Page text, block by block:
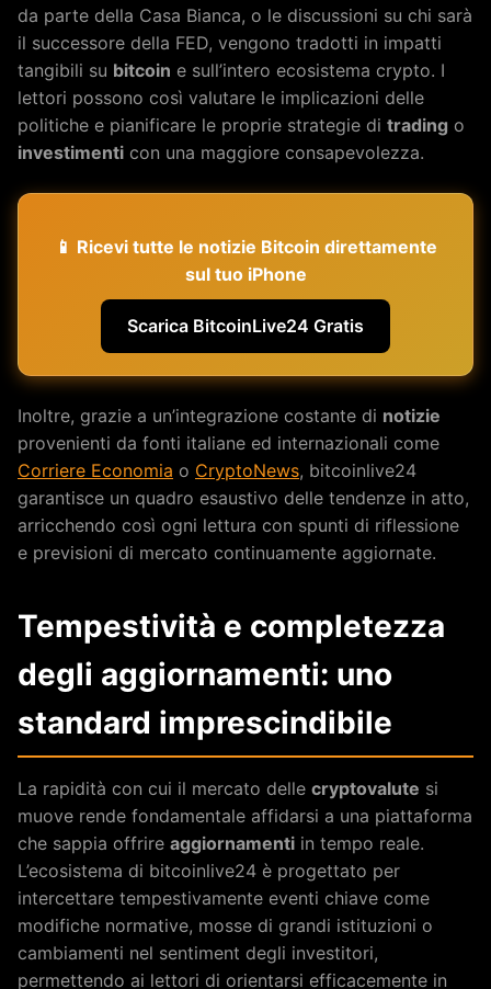
da parte della Casa Bianca, o le discussioni su chi sarà
il successore della FED, vengono tradotti in impatti
tangibili su bitcoin e sull’intero ecosistema crypto. I
lettori possono così valutare le implicazioni delle
politiche e pianificare le proprie strategie di trading o
investimenti con una maggiore consapevolezza.
📱 Ricevi tutte le notizie Bitcoin direttamente
sul tuo iPhone
Scarica BitcoinLive24 Gratis
Inoltre, grazie a un’integrazione costante di notizie
provenienti da fonti italiane ed internazionali come
Corriere Economia o CryptoNews, bitcoinlive24
garantisce un quadro esaustivo delle tendenze in atto,
arricchendo così ogni lettura con spunti di riflessione
e previsioni di mercato continuamente aggiornate.
Tempestività e completezza
degli aggiornamenti: uno
standard imprescindibile
La rapidità con cui il mercato delle cryptovalute si
muove rende fondamentale affidarsi a una piattaforma
che sappia offrire aggiornamenti in tempo reale.
L’ecosistema di bitcoinlive24 è progettato per
intercettare tempestivamente eventi chiave come
modifiche normative, mosse di grandi istituzioni o
cambiamenti nel sentiment degli investitori,
permettendo ai lettori di orientarsi efficacemente in